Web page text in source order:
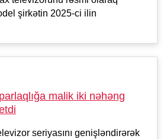
şirkətin 2025-ci ilin
malik iki nəhəng
seriyasını genişləndirərək